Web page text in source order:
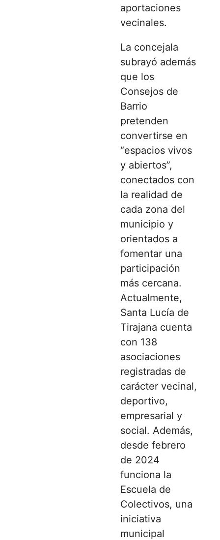
aportaciones
vecinales.
La concejala
subrayó además
que los
Consejos de
Barrio
pretenden
convertirse en
“espacios vivos
y abiertos”,
conectados con
la realidad de
cada zona del
municipio y
orientados a
fomentar una
participación
más cercana.
Actualmente,
Santa Lucía de
Tirajana cuenta
con 138
asociaciones
registradas de
carácter vecinal,
deportivo,
empresarial y
social. Además,
desde febrero
de 2024
funciona la
Escuela de
Colectivos, una
iniciativa
municipal